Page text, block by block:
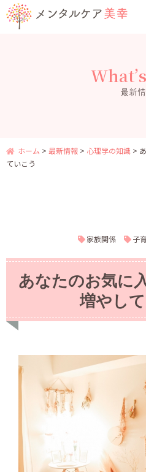
最新
ホーム > 最新情報 > 心理学の知識 >
ていこう
家族関係
子
あなたのお気に
増やし